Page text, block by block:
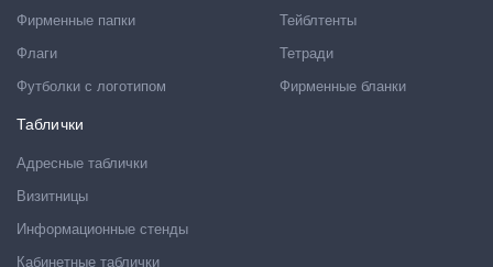
Фирменные папки
Флаги
Футболки с логотипом
Тейблтенты
Тетради
Фирменные бланки
Таблички
Адресные таблички
Визитницы
Информационные стенды
Кабинетные таблички